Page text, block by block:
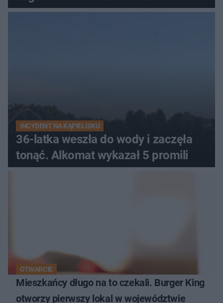
INCYDENT NA KĄPIELISKU
36-latka weszła do wody i zaczęła
tonąć. Alkomat wykazał 5 promili
OTWARCIE
Mieszkańcy długo na to czekali. Burger King
otworzy pierwszy lokal w województwie